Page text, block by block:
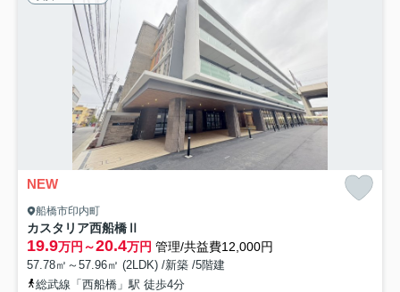
NEW
船橋市印内町
カスタリア西船橋Ⅱ
19.9万円～20.4万円 管理/共益費12,000円
57.78㎡～57.96㎡ (2LDK) /新築 /5階建
総武線「西船橋」駅 徒歩4分